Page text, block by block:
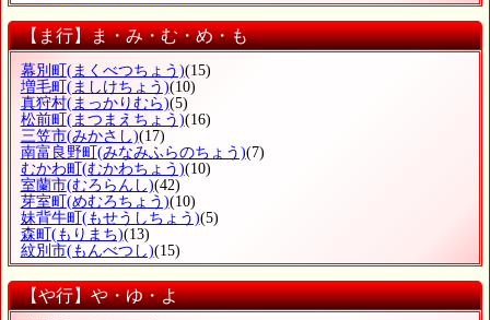
【ま行】ま・み・む・め・も
幕別町(まくべつちょう)(15)
増毛町(ましけちょう)(10)
真狩村(まっかりむら)(5)
松前町(まつまえちょう)(16)
三笠市(みかさし)(17)
南富良野町(みなみふらのちょう)(7)
むかわ町(むかわちょう)(10)
室蘭市(むろらんし)(42)
芽室町(めむろちょう)(10)
妹背牛町(もせうしちょう)(5)
森町(もりまち)(13)
紋別市(もんべつし)(15)
【や行】や・ゆ・よ